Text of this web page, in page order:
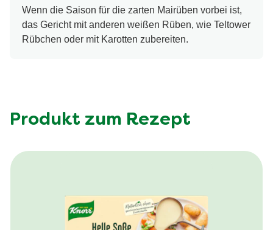
Wenn die Saison für die zarten Mairüben vorbei ist,
das Gericht mit anderen weißen Rüben, wie Teltower
Rübchen oder mit Karotten zubereiten.
Produkt zum Rezept